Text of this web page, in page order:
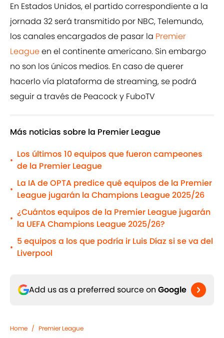
En Estados Unidos, el partido correspondiente a la
jornada 32 será transmitido por NBC, Telemundo,
los canales encargados de pasar la Premier
Leagueen el continente americano. Sin embargo
no son los únicos medios. En caso de querer
hacerlo vía plataforma de streaming, se podrá
seguir a través de Peacock y FuboTV
Más noticias sobre la Premier League
•
Los últimos 10 equipos que fueron campeones
de la Premier League
•
La IA de OPTA predice qué equipos de la Premier
League jugarán la Champions League 2025/26
•
¿Cuántos equipos de la Premier League jugarán
la UEFA Champions League 2025/26?
•
5 equipos a los que podría ir Luis Díaz si se va del
Liverpool
Add us as a preferred source on Google
Home / Premier League